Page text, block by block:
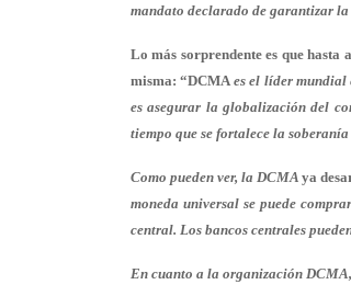
mandato declarado de garantizar
Lo más sorprendente es que
misma: “DCMA es el líder mundial
esasegurar la globalización del
tiempo que se fortalece la
Como pueden ver, la DCMA ya
moneda universal se puede
central. Los bancos centrales
En cuanto a la organización